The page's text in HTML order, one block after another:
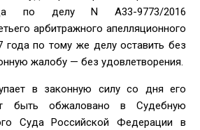
по делу N А33-9773/2016
арбитражного апелляционного
года по тому же делу оставить без
жалобу — без удовлетворения.
в законную силу со дня его
быть обжаловано в Судебную
Суда Российской Федерации в